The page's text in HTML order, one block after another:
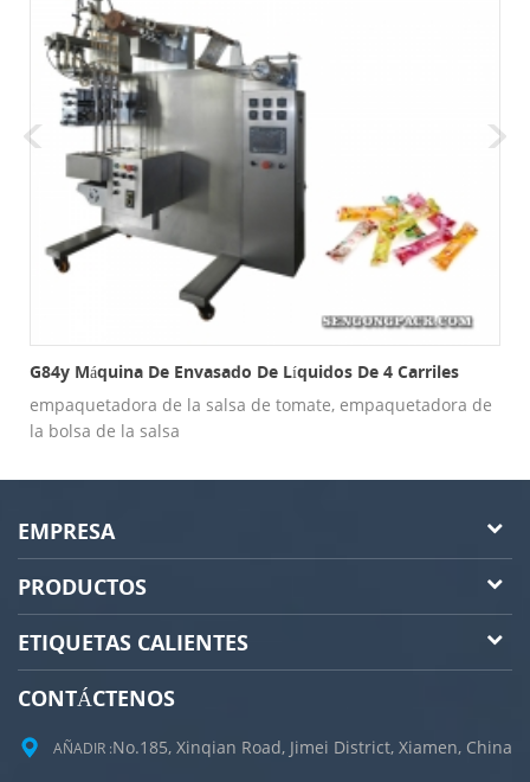
G84y Máquina De Envasado De Líquidos De 4 Carriles
empaquetadora de la salsa de tomate, empaquetadora de
la bolsa de la salsa
EMPRESA
PRODUCTOS
ETIQUETAS CALIENTES
CONTÁCTENOS
AÑADIR :No.185, Xinqian Road, Jimei District, Xiamen, China